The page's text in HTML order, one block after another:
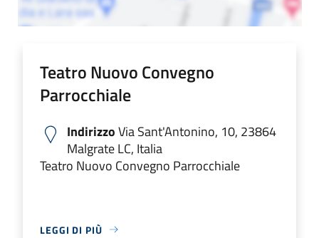
Teatro Nuovo Convegno
Parrocchiale
IndirizzoVia Sant'Antonino, 10, 23864
Malgrate LC, Italia
Teatro Nuovo Convegno Parrocchiale
LEGGI DI PIÙ